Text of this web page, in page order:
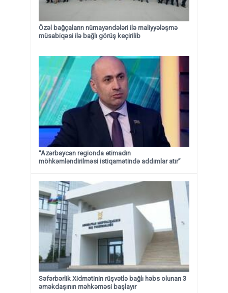
Özəl bağçaların nümayəndələri ilə maliyyələşmə
müsabiqəsi ilə bağlı görüş keçirilib
“Azərbaycan regionda etimadın
möhkəmləndirilməsi istiqamətində addımlar atır”
Səfərbərlik Xidmətinin rüşvətlə bağlı həbs olunan 3
əməkdaşının məhkəməsi başlayır